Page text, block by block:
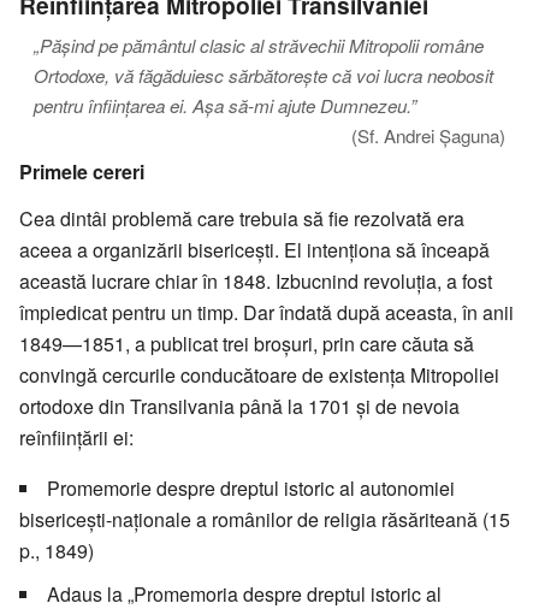
„Pășind pe pământul clasic al străvechii Mitropolii române
Ortodoxe, vă făgăduiesc sărbătorește că voi lucra neobosit
pentru înființarea ei. Așa să-mi ajute Dumnezeu.”
(Sf. Andrei Șaguna)
Primele cereri
Cea dintâi problemă care trebuia să fie rezolvată era
aceea a organizării bisericești. El intenționa să înceapă
această lucrare chiar în 1848. Izbucnind revoluția, a fost
împiedicat pentru un timp. Dar îndată după aceasta, în anii
1849—1851, a publicat trei broșuri, prin care căuta să
convingă cercurile conducătoare de existența Mitropoliei
ortodoxe din Transilvania până la 1701 și de nevoia
reînființării ei:
Promemorie despre dreptul istoric al autonomiei
bisericești-naționale a românilor de religia răsăriteană (15
p., 1849)
Adaus la „Promemoria despre dreptul istoric al